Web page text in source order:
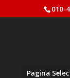
010-
Pagina